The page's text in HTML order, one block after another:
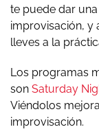
te puede dar
improvisación, y
lleves a la
Los programas
son Saturday
Viéndolos
improvisación.